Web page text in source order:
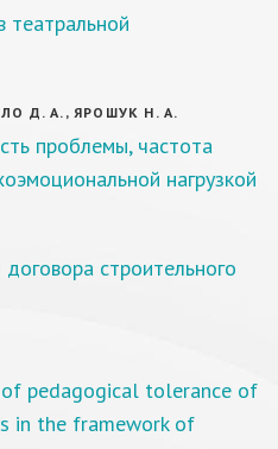
Д. А., ЯРОШУК Н. А.
проблемы, частота
нагрузкой
строительного
pedagogical tolerance of
in the framework of